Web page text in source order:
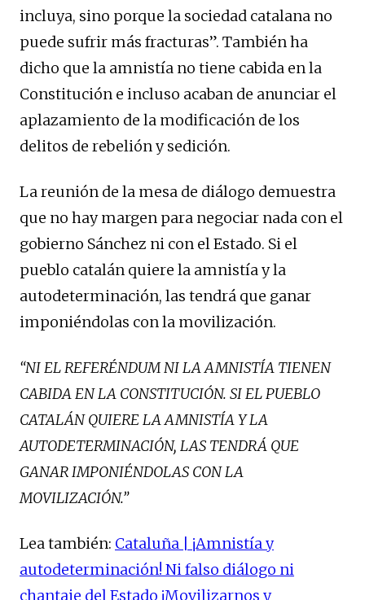
incluya, sino porque la sociedad catalana no
puede sufrir más fracturas”. También ha
dicho que la amnistía no tiene cabida en la
Constitución e incluso acaban de anunciar el
aplazamiento de la modificación de los
delitos de rebelión y sedición.
La reunión de la mesa de diálogo demuestra
que no hay margen para negociar nada con el
gobierno Sánchez ni con el Estado. Si el
pueblo catalán quiere la amnistía y la
autodeterminación, las tendrá que ganar
imponiéndolas con la movilización.
“NI EL REFERÉNDUM NI LA AMNISTÍA TIENEN
CABIDA EN LA CONSTITUCIÓN. SI EL PUEBLO
CATALÁN QUIERE LA AMNISTÍA Y LA
AUTODETERMINACIÓN, LAS TENDRÁ QUE
GANAR IMPONIÉNDOLAS CON LA
MOVILIZACIÓN.”
Lea también: Cataluña | ¡Amnistía y
autodeterminación! Ni falso diálogo ni
chantaje del Estado ¡Movilizarnos y